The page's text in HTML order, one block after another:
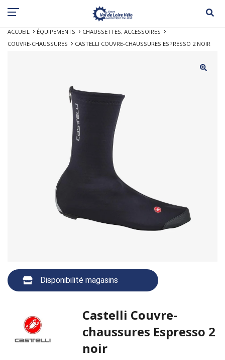
ACCUEIL ÉQUIPEMENTS
CHAUSSETTES, ACCESSOIRES
COUVRE-CHAUSSURES
CASTELLI COUVRE-CHAUSSURES ESPRESSO 2 NOIR
Disponibilité magasins
Castelli Couvre-
chaussures Espresso 2
noir